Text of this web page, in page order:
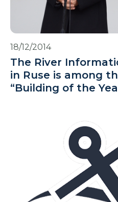
18/12/2014
The River
in Ruse is among
“Building of the